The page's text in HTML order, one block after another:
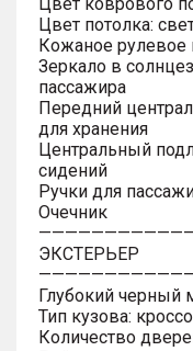
Цвет потолка:
Кожаное рулевое
Зеркало в
пассажира
Передний
для хранения
Центральный
сидений
Ручки для
Очечник
ЭКСТЕРЬЕР
Глубокий черный
Тип кузова:
Количество